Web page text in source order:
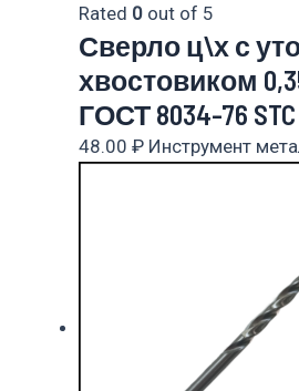
Rated 0 out of 5
Сверло ц\х с
хвостовиком
ГОСТ 8034-76 STC
48.00 ₽ Инструмент